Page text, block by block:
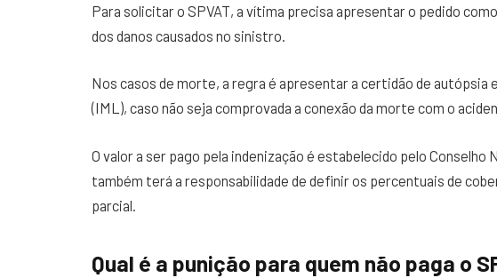
Para solicitar o SPVAT, a vítima precisa apresentar o pedido
dos danos causados no sinistro.
Nos casos de morte, a regra é apresentar a certidão de
(IML), caso não seja comprovada a conexão da morte com o
O valor a ser pago pela indenização é estabelecido pelo Conselho
também terá a responsabilidade de definir os percentuais de
parcial.
Qual é a punição para quem não paga o